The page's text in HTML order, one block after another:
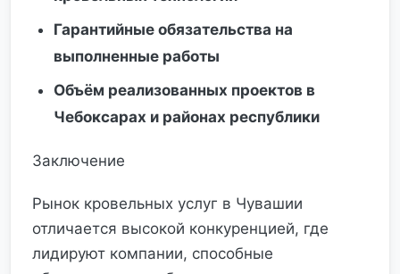
Гарантийные обязательства на
выполненные работы
Объём реализованных проектов в
Чебоксарах и районах республики
Заключение
Рынок кровельных услуг в Чувашии
отличается высокой конкуренцией, где
лидируют компании, способные